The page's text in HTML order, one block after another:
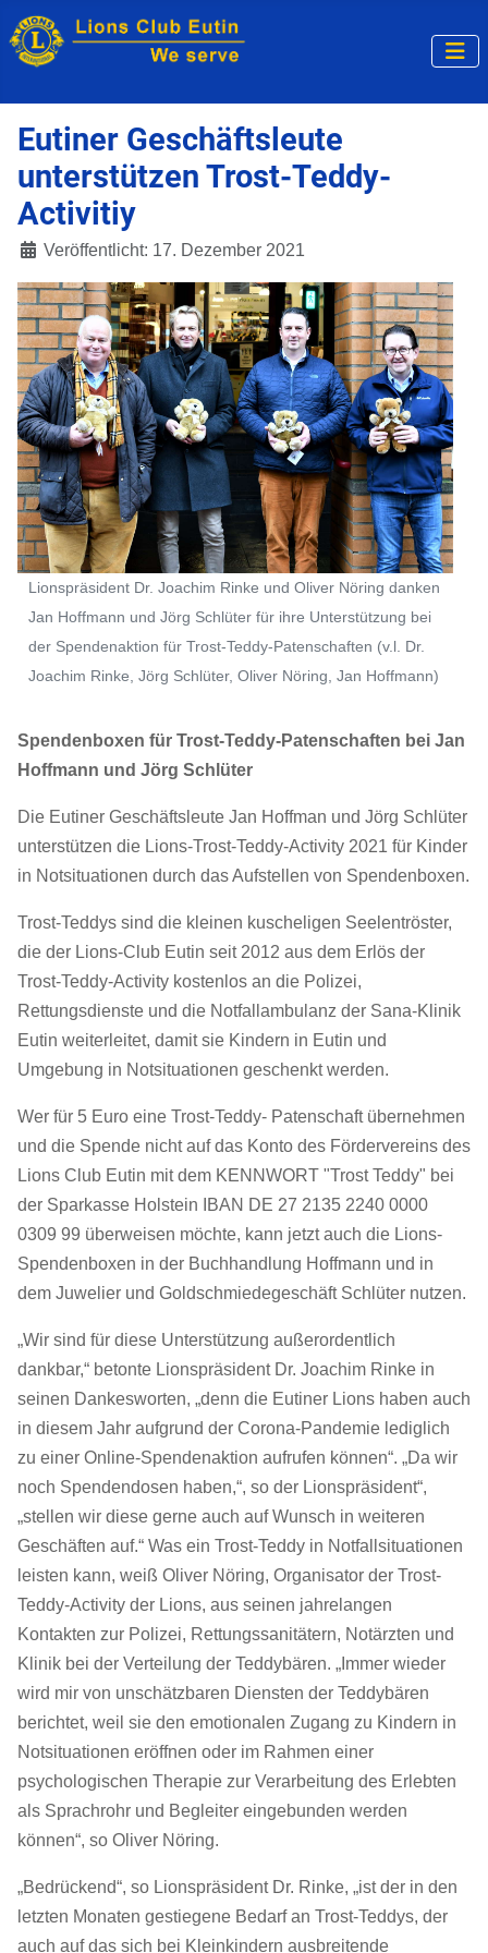
Eutiner Geschäftsleute
unterstützen Trost-Teddy-
Activitiy
Veröffentlicht: 17. Dezember 2021
Lionspräsident Dr. Joachim Rinke und Oliver Nöring danken
Jan Hoffmann und Jörg Schlüter für ihre Unterstützung bei
der Spendenaktion für Trost-Teddy-Patenschaften (v.l. Dr.
Joachim Rinke, Jörg Schlüter, Oliver Nöring, Jan Hoffmann)
Spendenboxen für Trost-Teddy-Patenschaften bei Jan
Hoffmann und Jörg Schlüter
Die Eutiner Geschäftsleute Jan Hoffman und Jörg Schlüter
unterstützen die Lions-Trost-Teddy-Activity 2021 für Kinder
in Notsituationen durch das Aufstellen von Spendenboxen.
Trost-Teddys sind die kleinen kuscheligen Seelentröster,
die der Lions-Club Eutin seit 2012 aus dem Erlös der
Trost-Teddy-Activity kostenlos an die Polizei,
Rettungsdienste und die Notfallambulanz der Sana-Klinik
Eutin weiterleitet, damit sie Kindern in Eutin und
Umgebung in Notsituationen geschenkt werden.
Wer für 5 Euro eine Trost-Teddy- Patenschaft übernehmen
und die Spende nicht auf das Konto des Fördervereins des
Lions Club Eutin mit dem KENNWORT "Trost Teddy" bei
der Sparkasse Holstein IBAN DE 27 2135 2240 0000
0309 99 überweisen möchte, kann jetzt auch die Lions-
Spendenboxen in der Buchhandlung Hoffmann und in
dem Juwelier und Goldschmiedegeschäft Schlüter nutzen.
„Wir sind für diese Unterstützung außerordentlich
dankbar,“ betonte Lionspräsident Dr. Joachim Rinke in
seinen Dankesworten, „denn die Eutiner Lions haben auch
in diesem Jahr aufgrund der Corona-Pandemie lediglich
zu einer Online-Spendenaktion aufrufen können“. „Da wir
noch Spendendosen haben,“, so der Lionspräsident“,
„stellen wir diese gerne auch auf Wunsch in weiteren
Geschäften auf.“ Was ein Trost-Teddy in Notfallsituationen
leisten kann, weiß Oliver Nöring, Organisator der Trost-
Teddy-Activity der Lions, aus seinen jahrelangen
Kontakten zur Polizei, Rettungssanitätern, Notärzten und
Klinik bei der Verteilung der Teddybären. „Immer wieder
wird mir von unschätzbaren Diensten der Teddybären
berichtet, weil sie den emotionalen Zugang zu Kindern in
Notsituationen eröffnen oder im Rahmen einer
psychologischen Therapie zur Verarbeitung des Erlebten
als Sprachrohr und Begleiter eingebunden werden
können“, so Oliver Nöring.
„Bedrückend“, so Lionspräsident Dr. Rinke, „ist der in den
letzten Monaten gestiegene Bedarf an Trost-Teddys, der
auch auf das sich bei Kleinkindern ausbreitende